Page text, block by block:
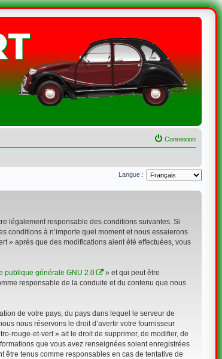
Connexion
Langue :
légalement responsable des conditions suivantes. Si
conditions à n’importe quel moment et nous essaierons
» après que des modifications aient été effectuées, vous
publique générale GNU 2.0
» et qui peut être
responsable de la conduite et du contenu que nous
de votre pays, du pays dans lequel le serveur de
nous réservons le droit d’avertir votre fournisseur
rouge-et-vert » ait le droit de supprimer, de modifier, de
que vous avez renseignées soient enregistrées
être tenus comme responsables en cas de tentative de